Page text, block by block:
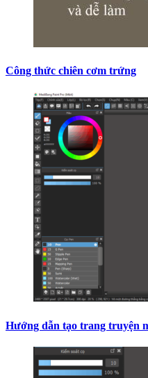
Công thức chiên cơm trứng
Hướng dẫn tạo trang truyện